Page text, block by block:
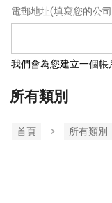
電郵地址(填寫您的公
我們會為您建立一個帳
所有類別
首頁 所有類別